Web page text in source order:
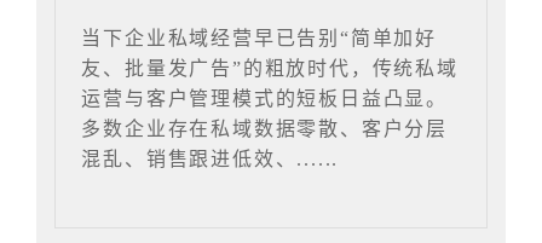
当下企业私域经营早已告别“简单加好
友、批量发广告”的粗放时代，传统私域
运营与客户管理模式的短板日益凸显。
多数企业存在私域数据零散、客户分层
混乱、销售跟进低效、......